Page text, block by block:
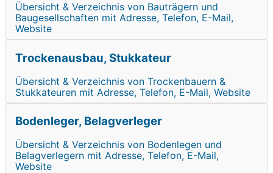
Übersicht & Verzeichnis von Bauträgern und
Baugesellschaften mit Adresse, Telefon, E-Mail,
Website
Trockenausbau, Stukkateur
Übersicht & Verzeichnis von Trockenbauern &
Stukkateuren mit Adresse, Telefon, E-Mail, Website
Bodenleger, Belagverleger
Übersicht & Verzeichnis von Bodenlegen und
Belagverlegern mit Adresse, Telefon, E-Mail,
Website